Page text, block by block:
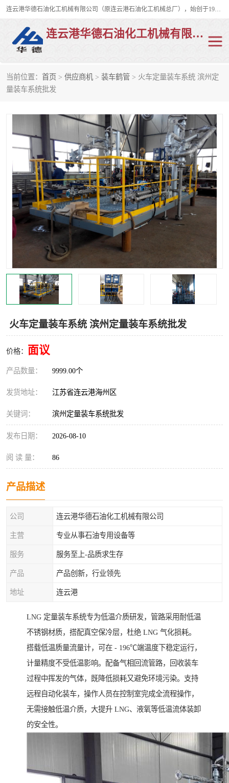
连云港华德石油化工机械有限公司（原连云港石油化工机械总厂），始创于1982年，是从事码头船用流体装卸臂、陆用流体装卸臂（鹤管）、活动梯、钢构平台、定量装车系统等全系列流体装卸设备的设计、制造、销售以及服务的专业供应商。
连云港华德石油化工机械有限公司
当前位置： 首页 > 供应商机 > 装车鹤管 > 火车定量装车系统 滨州定
量装车系统批发
火车定量装车系统 滨州定量装车系统批发
价格： 面议
产品数量： 9999.00个
发货地址： 江苏省连云港海州区
关键词： 滨州定量装车系统批发
发布日期： 2026-08-10
阅 读 量： 86
产品描述
公司 连云港华德石油化工机械有限公司
主营 专业从事石油专用设备等
服务 服务至上-品质求生存
产品 产品创新，行业领先
地址 连云港
LNG 定量装车系统专为低温介质研发，管路采用耐低温
不锈钢材质，搭配真空保冷层，杜绝 LNG 气化损耗。
搭载低温质量流量计，可在 - 196℃端温度下稳定运行，
计量精度不受低温影响。配备气相回流管路，回收装车
过程中挥发的气体，既降低损耗又避免环境污染。支持
远程自动化装车，操作人员在控制室完成全流程操作，
无需接触低温介质，大提升 LNG、液氧等低温流体装卸
的安全性。
陆用流体装卸臂
液氨鹤管 液氯鹤管
LNG鹤管 活动梯
平台栈桥 卸车鹤管
装车鹤管 输油臂
紧急脱离干式接头 火车鹤管
汽车鹤管 顶部鹤管
底部鹤管 低温鹤管
浮动出油装置